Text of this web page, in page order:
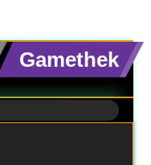
Gamethek